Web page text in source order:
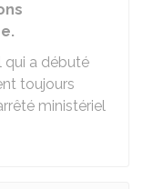
qui a débuté
toujours
ministériel